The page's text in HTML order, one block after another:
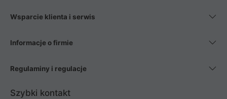
Wsparcie klienta i serwis
Informacje o firmie
Regulaminy i regulacje
Szybki kontakt